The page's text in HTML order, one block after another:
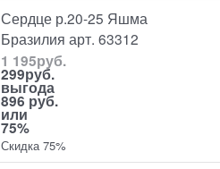
Сердце р.20-25 Яшма
Бразилия арт. 63312
1 195руб.
299руб.
выгода
896 руб.
или
75%
Скидка 75%